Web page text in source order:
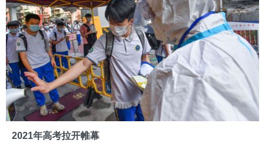
2021年高考拉开帷幕